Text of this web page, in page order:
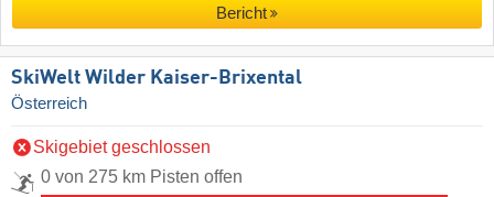
Bericht
SkiWelt Wilder Kaiser-Brixental
Österreich
Skigebiet geschlossen
0 von 275 km Pisten offen